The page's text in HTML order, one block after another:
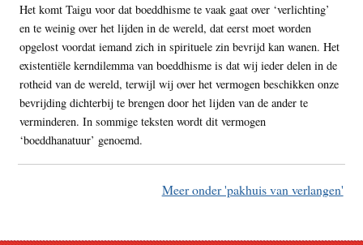
Het komt Taigu voor dat boeddhisme te vaak gaat over ‘verlichting’
en te weinig over het lijden in de wereld, dat eerst moet worden
opgelost voordat iemand zich in spirituele zin bevrijd kan wanen. Het
existentiële kerndilemma van boeddhisme is dat wij ieder delen in de
rotheid van de wereld, terwijl wij over het vermogen beschikken onze
bevrijding dichterbij te brengen door het lijden van de ander te
verminderen. In sommige teksten wordt dit vermogen
‘boeddhanatuur’ genoemd.
Meer onder 'pakhuis van verlangen'